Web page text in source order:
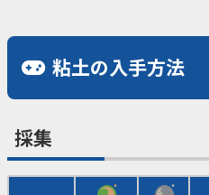
粘土の入手方法
採集